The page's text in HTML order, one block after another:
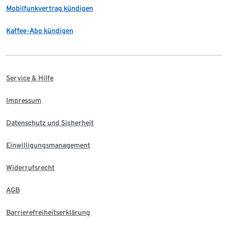
Mobilfunkvertrag kündigen
Kaffee-Abo kündigen
Service & Hilfe
Impressum
Datenschutz und Sicherheit
Einwilligungsmanagement
Widerrufsrecht
AGB
Barrierefreiheitserklärung